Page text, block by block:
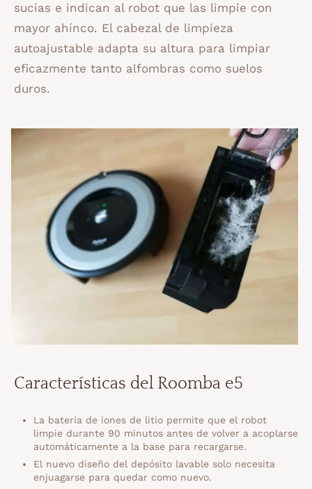
sucias e indican al robot que las limpie con
mayor ahínco. El cabezal de limpieza
autoajustable adapta su altura para limpiar
eficazmente tanto alfombras como suelos
duros.
Características del Roomba e5
La batería de iones de litio permite que el robot
limpie durante 90 minutos antes de volver a acoplarse
automáticamente a la base para recargarse.
El nuevo diseño del depósito lavable solo necesita
enjuagarse para quedar como nuevo.